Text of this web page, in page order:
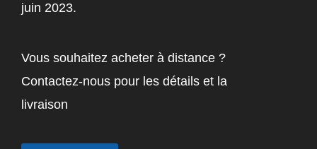
juin 2023.
Vous souhaitez acheter à distance ?
Contactez-nous pour les détails et la
livraison